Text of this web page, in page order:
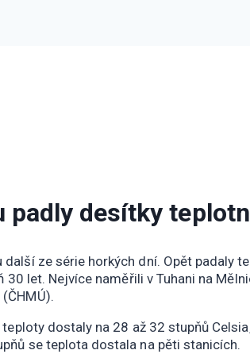
padly desítky
další ze série horkých dní. Opět padaly
let. Nejvíce naměřili v Tuhani na
dostaly na 28 až 32 stupňů
se teplota dostala na pěti stanicích.